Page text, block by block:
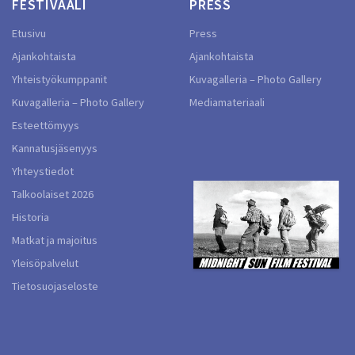
FESTIVAALI
Etusivu
Ajankohtaista
Yhteistyökumppanit
Kuvagalleria – Photo Gallery
Esteettömyys
Kannatusjäsenyys
Yhteystiedot
Talkoolaiset 2026
Historia
Matkat ja majoitus
Yleisöpalvelut
Tietosuojaseloste
PRESS
Press
Ajankohtaista
Kuvagalleria – Photo Gallery
Mediamateriaali